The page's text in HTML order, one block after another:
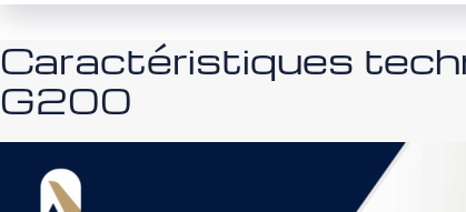
Caractéristiques
G200